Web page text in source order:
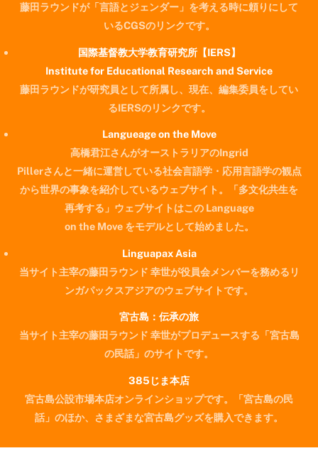
Back
藤田ラウンドが「言語とジェンダー」を考える時に頼りにして
いるCGSのリンクです。
国際基督教大学教育研究所【IERS】
Institute for Educational Research and Service
藤田ラウンドが研究員として所属し、現在、編集委員をしてい
るIERSのリンクです。
Langueage on the Move
高橋君江さんがオーストラリアのIngrid
Pillerさんと一緒に運営している社会言語学・応用言語学の観点
から世界の事象を紹介しているウェブサイト。「多文化共生を
再考する」ウェブサイトはこの Language
on the Move をモデルとして始めました。
Linguapax Asia
当サイト主宰の藤田ラウンド 幸世が役員会メンバーを務めるリ
ンガパックスアジアのウェブサイトです。
宮古島：伝承の旅
当サイト主宰の藤田ラウンド 幸世がプロデュースする「宮古島
の民話」のサイトです。
385じま本店
宮古島公設市場本店オンラインショップです。「宮古島の民
話」のほか、さまざまな宮古島グッズを購入できます。